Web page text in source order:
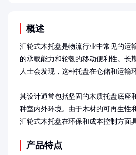
概述
汇轮式木托盘是物流行业中常见的运
的承载能力和轮毂的移动便利性。长
人士会发现，这种托盘在仓储和运输
其设计通常包括坚固的木质托盘底座
种室内外环境。由于木材的可再生性
汇轮式木托盘在环保和成本控制方面
产品特点